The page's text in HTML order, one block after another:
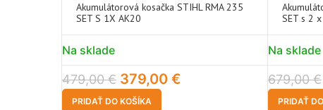
Akumulátorová kosačka STIHL RMA 235
SET S 1X AK20
Na sklade
479,00€ 379,00 €
PRIDAŤ DO KOŠÍKA
SET s 2
Na sklade
679,00€
PRIDAŤ